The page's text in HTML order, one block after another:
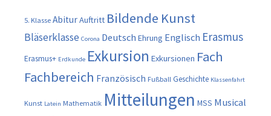
5. Klasse AbiturAuftritt Bildende Kunst
Bläserklasse Corona Deutsch Ehrung Englisch Erasmus
Erasmus+ Erdkunde Exkursion Exkursionen Fach
Fachbereich Französisch Fußball Geschichte Klassenfahrt
Kunst Latein Mathematik Mitteilungen MSS Musical